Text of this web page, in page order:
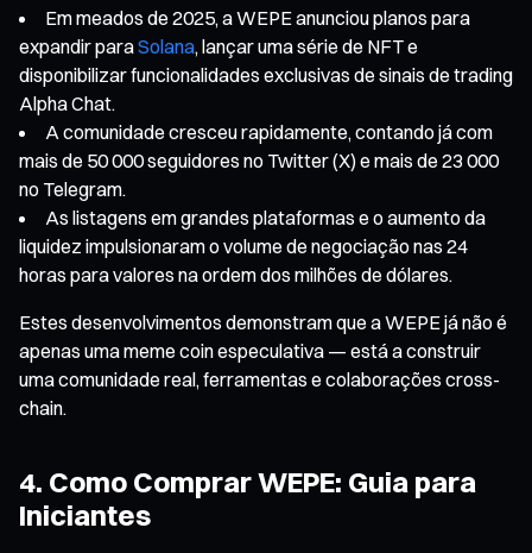
Em meados de 2025, a WEPE anunciou planos para
expandir paraSolana, lançar uma série de NFT e
disponibilizar funcionalidades exclusivas de sinais de trading
Alpha Chat.
A comunidade cresceu rapidamente, contando já com
mais de 50 000 seguidores no Twitter (X) e mais de 23 000
no Telegram.
As listagens em grandes plataformas e o aumento da
liquidez impulsionaram o volume de negociação nas 24
horas para valores na ordem dos milhões de dólares.
Estes desenvolvimentos demonstram que a WEPE já não é
apenas uma meme coin especulativa — está a construir
uma comunidade real, ferramentas e colaborações cross-
chain.
4. Como Comprar WEPE: Guia para
Iniciantes